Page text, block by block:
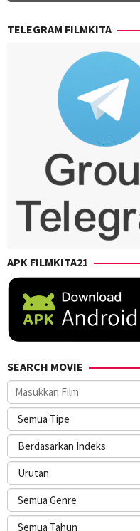
Taylor
TELEGRAM FILMKITA
APK FILMKITA21
SEARCH MOVIE